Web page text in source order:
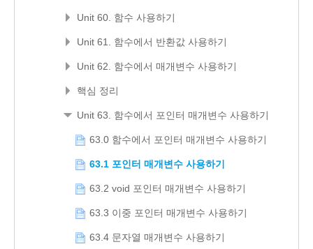
Unit 60. 함수 사용하기
Unit 61. 함수에서 반환값 사용하기
Unit 62. 함수에서 매개변수 사용하기
핵심 정리
Unit 63. 함수에서 포인터 매개변수 사용하기
63.0 함수에서 포인터 매개변수 사용하기
63.1 포인터 매개변수 사용하기
63.2 void 포인터 매개변수 사용하기
63.3 이중 포인터 매개변수 사용하기
63.4 문자열 매개변수 사용하기